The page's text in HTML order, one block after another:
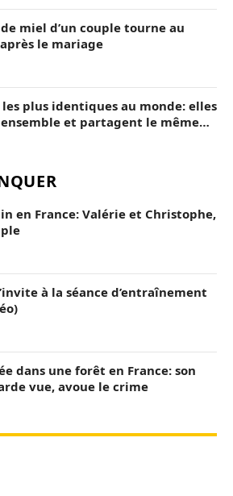
miel d’un couple tourne au
le mariage
les plus identiques au monde: elles
et partagent le même
en France: Valérie et Christophe,
à la séance d’entraînement
dans une forêt en France: son
vue, avoue le crime